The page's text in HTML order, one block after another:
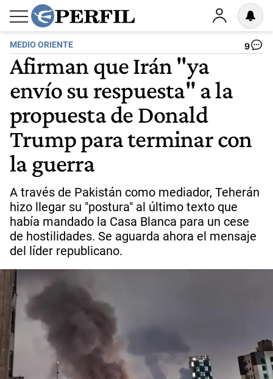
MEDIO ORIENTE 9
Afirman que Irán "ya
envío su respuesta" a la
propuesta de Donald
Trump para terminar con
la guerra
A través de Pakistán como mediador, Teherán
hizo llegar su "postura" al último texto que
había mandado la Casa Blanca para un cese
de hostilidades. Se aguarda ahora el mensaje
del líder republicano.